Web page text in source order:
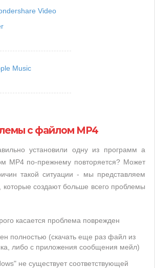
Video
Music
с файлом MP4
установили одну из программ а
MP4 по-прежнему повторяется? Может
такой ситуации - мы представляем
которые создают больше всего проблемы
касается проблема поврежден
полностью (скачать еще раз файл из
либо с приложения сообщения мейл)
не существует соответствующей